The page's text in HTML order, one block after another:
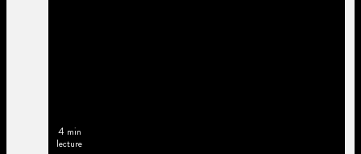
4 min
lecture